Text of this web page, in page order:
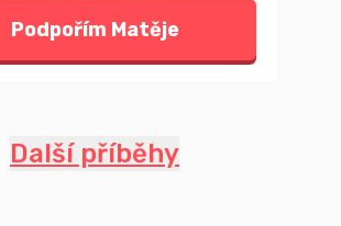
Podpořím Matěje
Další příběhy